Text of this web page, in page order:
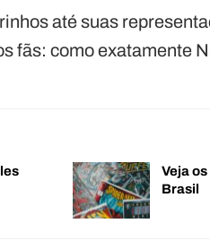
até suas
fãs: como exatamente
Veja
Brasil